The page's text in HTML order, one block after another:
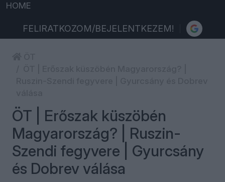
HOME
FELIRATKOZOM/BEJELENTKEZEM!
ÖT | Erőszak küszöbén
Magyarország? | Ruszin-
Szendi fegyvere | Gyurcsány
és Dobrev válása